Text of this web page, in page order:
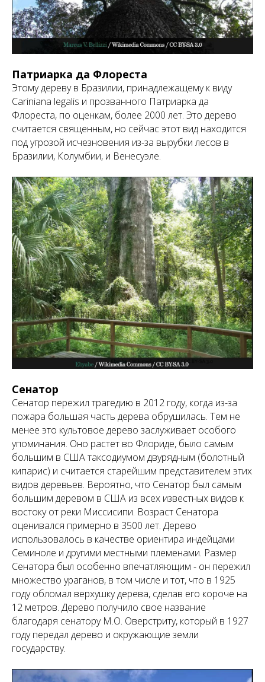
Патриарка да Флореста
Этому дереву в Бразилии, принадлежащему к виду
Cariniana legalis и прозванного Патриарка да
Флореста, по оценкам, более 2000 лет. Это дерево
считается священным, но сейчас этот вид находится
под угрозой исчезновения из-за вырубки лесов в
Бразилии, Колумбии, и Венесуэле.
Сенатор
Сенатор пережил трагедию в 2012 году, когда из-за
пожара большая часть дерева обрушилась. Тем не
менее это культовое дерево заслуживает особого
упоминания. Оно растет во Флориде, было самым
большим в США таксодиумом двурядным (болотный
кипарис) и считается старейшим представителем этих
видов деревьев. Вероятно, что Сенатор был самым
большим деревом в США из всех известных видов к
востоку от реки Миссисипи. Возраст Сенатора
оценивался примерно в 3500 лет. Дерево
использовалось в качестве ориентира индейцами
Семиноле и другими местными племенами. Размер
Сенатора был особенно впечатляющим - он пережил
множество ураганов, в том числе и тот, что в 1925
году обломал верхушку дерева, сделав его короче на
12 метров. Дерево получило свое название
благодаря сенатору М.О. Оверстриту, который в 1927
году передал дерево и окружающие земли
государству.